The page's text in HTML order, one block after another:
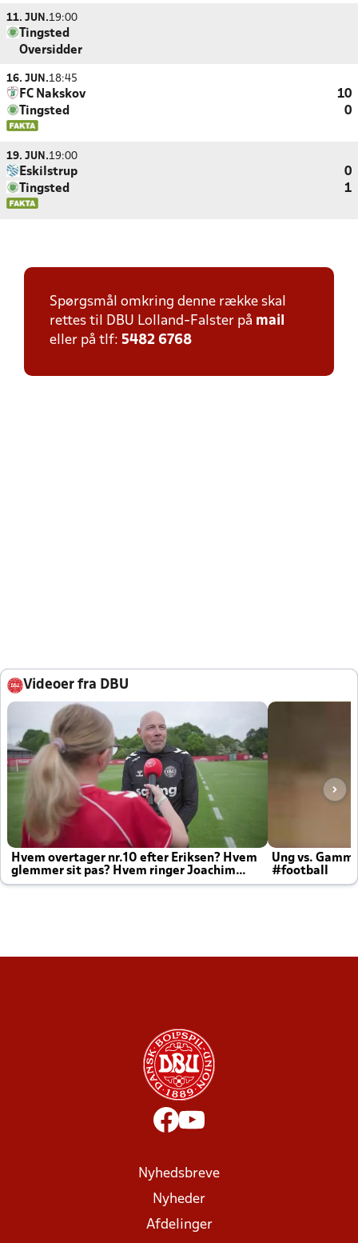
11. JUN.19:00
Tingsted
Oversidder
16. JUN.18:45
FC Nakskov
10
Tingsted
0
19. JUN.19:00
Eskilstrup
0
Tingsted
1
Spørgsmål omkring denne række skal
rettes til DBU Lolland-Falster på mail
eller på tlf: 5482 6768
Videoer fra DBU
Hvem overtager nr.10 efter Eriksen? Hvem
glemmer sit pas? Hvem ringer Joachim
altid til efter kampe?
Ung vs.
#football
Nyhedsbreve
Nyheder
Afdelinger